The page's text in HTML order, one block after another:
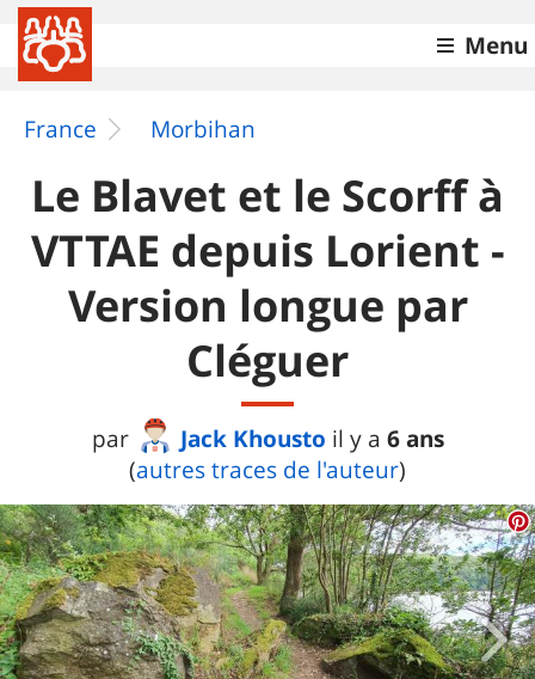
Menu
France Morbihan
Le Blavet et le Scorff à
VTTAE depuis Lorient -
Version longue par
Cléguer
par Jack Khousto il y a 6 ans
(autres traces de l'auteur)